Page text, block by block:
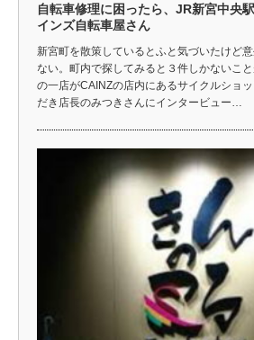
自転車修理に困ったら、JR新宮中央
インズ自転車屋さん
新宮町を散策しているとふと気づいたけど
ない。町内で探してみると３件しかないこ
の一店がCAINZの店内にあるサイクルショ
だき店長のみつきさんにインタービュー…